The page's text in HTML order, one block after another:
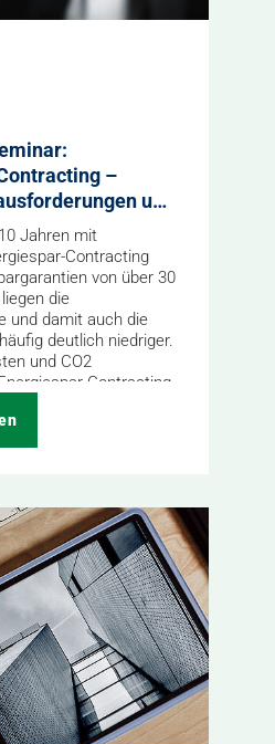
–
und
Jahren mit
Contracting
von über 30
die
und damit auch die
deutlich niedriger.
und CO2
Contracting